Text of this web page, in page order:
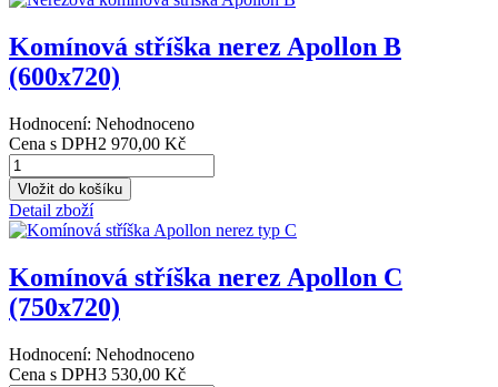
Komínová stříška nerez Apollon B
(600x720)
Hodnocení: Nehodnoceno
Cena s DPH2 970,00 Kč
Detail zboží
Komínová stříška nerez Apollon C
(750x720)
Hodnocení: Nehodnoceno
Cena s DPH3 530,00 Kč